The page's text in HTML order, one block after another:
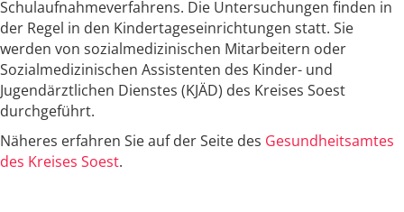
Schulaufnahmeverfahrens. Die Untersuchungen finden in
der Regel in den Kindertageseinrichtungen statt. Sie
werden von sozialmedizinischen Mitarbeitern oder
Sozialmedizinischen Assistenten des Kinder- und
Jugendärztlichen Dienstes (KJÄD) des Kreises Soest
durchgeführt.
Näheres erfahren Sie auf der Seite des Gesundheitsamtes
des Kreises Soest.